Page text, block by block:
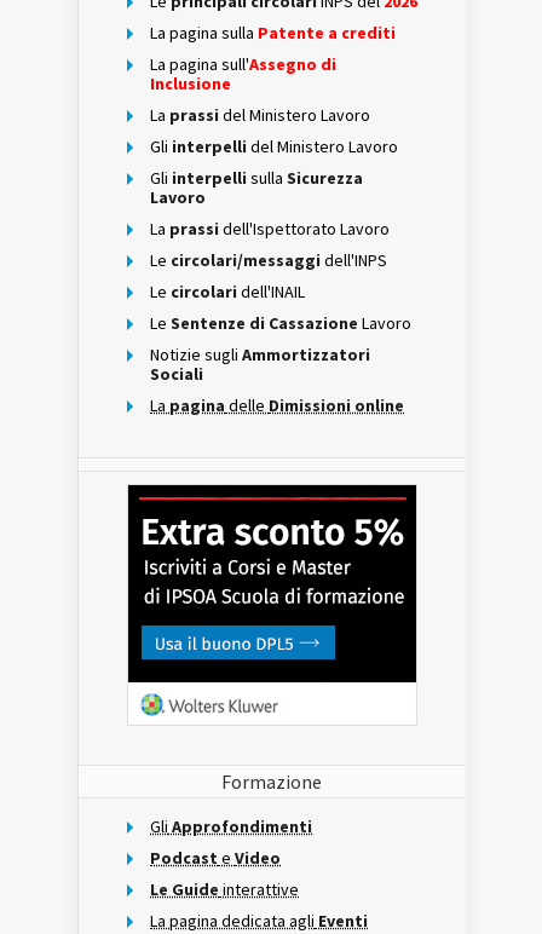
La pagina sulla Patente a crediti
La pagina sull'Assegno di
Inclusione
La prassi del Ministero Lavoro
Gli interpelli del Ministero Lavoro
Gli interpelli sulla Sicurezza
Lavoro
La prassi dell'Ispettorato Lavoro
Le circolari/messaggi dell'INPS
Le circolari dell'INAIL
Le Sentenze di Cassazione Lavoro
Notizie sugli Ammortizzatori
Sociali
La pagina delle Dimissioni online
Formazione
Gli Approfondimenti
Podcast e Video
Le Guide interattive
La pagina dedicata agli Eventi